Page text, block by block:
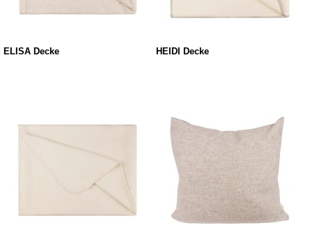
ELISA Decke HEIDI Decke